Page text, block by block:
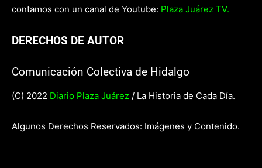
contamos con un canal de Youtube: Plaza Juárez TV.
DERECHOS DE AUTOR
Comunicación Colectiva de Hidalgo
(C) 2022 Diario Plaza Juárez / La Historia de Cada Día.
Algunos Derechos Reservados: Imágenes y Contenido.